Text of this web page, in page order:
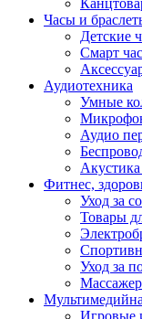
Часы и
Детские
Смарт
Аудиотехника
Умные
Аудио
Фитнес,
Уход за
Товары
Уход за
Игровые